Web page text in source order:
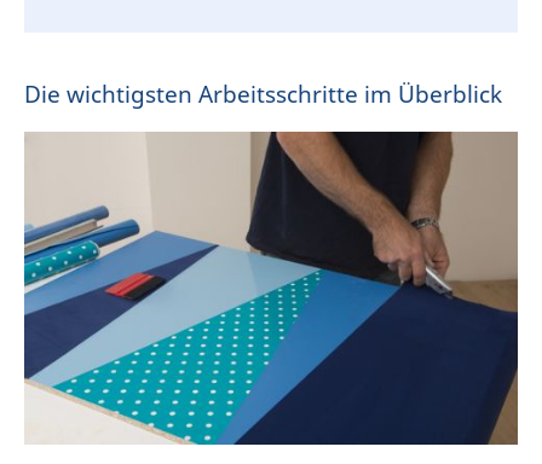
Die wichtigsten Arbeitsschritte im Überblick